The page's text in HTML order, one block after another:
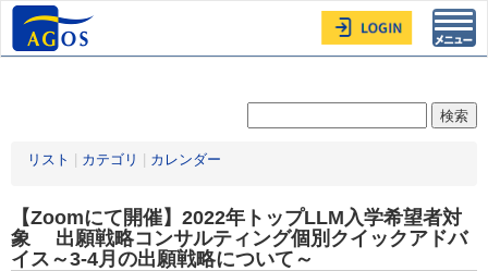
リスト カテゴリ カレンダー
【Zoomにて開催】2022年トップLLM入学希望者対
象 出願戦略コンサルティング個別クイックアドバ
イス～3-4月の出願戦略について～